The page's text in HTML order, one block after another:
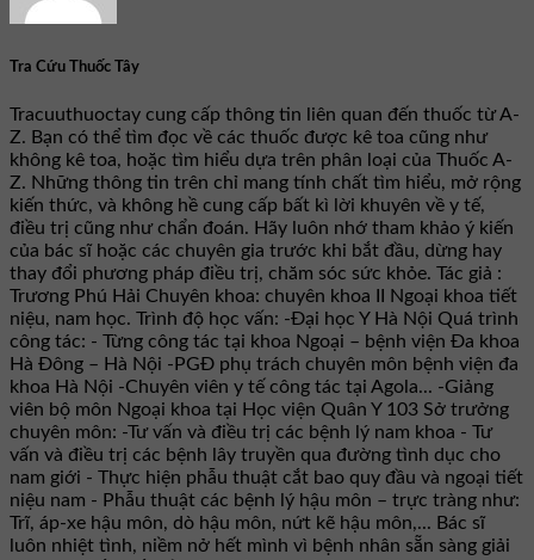
Tra Cứu Thuốc Tây
Tracuuthuoctay cung cấp thông tin liên quan đến thuốc từ A-
Z. Bạn có thể tìm đọc về các thuốc được kê toa cũng như
không kê toa, hoặc tìm hiểu dựa trên phân loại của Thuốc A-
Z. Những thông tin trên chỉ mang tính chất tìm hiểu, mở rộng
kiến thức, và không hề cung cấp bất kì lời khuyên về y tế,
điều trị cũng như chẩn đoán. Hãy luôn nhớ tham khảo ý kiến
của bác sĩ hoặc các chuyên gia trước khi bắt đầu, dừng hay
thay đổi phương pháp điều trị, chăm sóc sức khỏe. Tác giả :
Trương Phú Hải Chuyên khoa: chuyên khoa II Ngoại khoa tiết
niệu, nam học. Trình độ học vấn: -Đại học Y Hà Nội Quá trình
công tác: - Từng công tác tại khoa Ngoại – bệnh viện Đa khoa
Hà Đông – Hà Nội -PGĐ phụ trách chuyên môn bệnh viện đa
khoa Hà Nội -Chuyên viên y tế công tác tại Agola... -Giảng
viên bộ môn Ngoại khoa tại Học viện Quân Y 103 Sở trưởng
chuyên môn: -Tư vấn và điều trị các bệnh lý nam khoa - Tư
vấn và điều trị các bệnh lây truyền qua đường tình dục cho
nam giới - Thực hiện phẫu thuật cắt bao quy đầu và ngoại tiết
niệu nam - Phẫu thuật các bệnh lý hậu môn – trực tràng như:
Trĩ, áp-xe hậu môn, dò hậu môn, nứt kẽ hậu môn,... Bác sĩ
luôn nhiệt tình, niềm nở hết mình vì bệnh nhân sẵn sàng giải